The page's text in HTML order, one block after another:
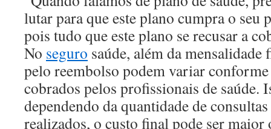
lutar para que este plano cumpra o seu
pois tudo que este plano se recusar a
No seguro saúde, além da mensalidade
pelo reembolso podem variar
cobrados pelos profissionais de saúde.
dependendo da quantidade de
realizados, o custo final pode ser maior